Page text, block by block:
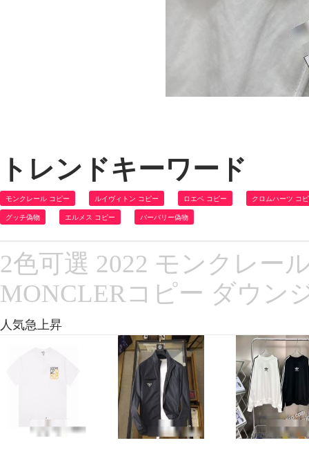
トレンドキーワード
モンクレール コピー ルイヴィトン コピー ロエベ コピー クロムハーツ コ
グッチ偽物 エルメス コピー バーバリー偽物
2色可選 2022 モンクレー
MONCLERコピー ダウン
人気急上昇